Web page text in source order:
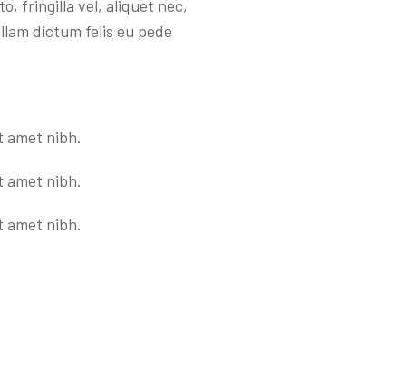
fringilla vel, aliquet nec,
dictum felis eu pede
amet nibh.
amet nibh.
amet nibh.